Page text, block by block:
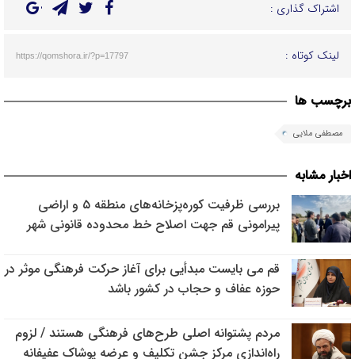
اشتراک گذاری :
لینک کوتاه : https://qomshora.ir/?p=17797
برچسب ها
مصطفی ملایی
اخبار مشابه
بررسی ظرفیت کوره‌پزخانه‌های منطقه ۵ و اراضی
پیرامونی قم جهت اصلاح خط محدوده قانونی شهر
قم می بایست مبدأیی برای آغاز حرکت فرهنگی موثر در
حوزه عفاف و حجاب در کشور باشد
مردم پشتوانه اصلی طرح‌های فرهنگی هستند / لزوم
راه‌اندازی مرکز جشن تکلیف و عرضه پوشاک عفیفانه